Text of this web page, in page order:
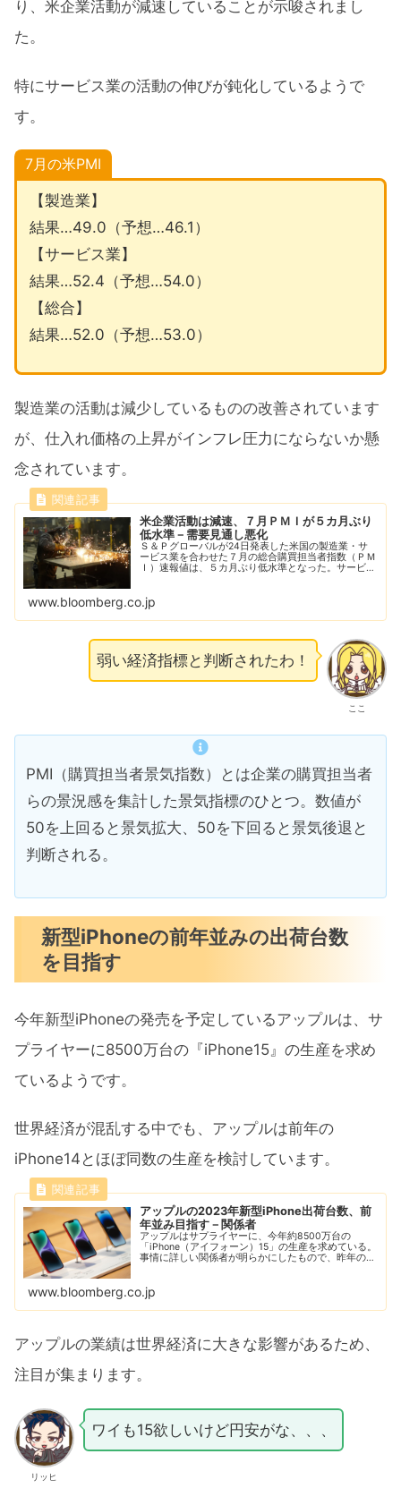
り、米企業活動が減速していることが示唆されまし
た。
特にサービス業の活動の伸びが鈍化しているようで
す。
7月の米PMI
【製造業】
結果…49.0（予想…46.1）
【サービス業】
結果…52.4（予想…54.0）
【総合】
結果…52.0（予想…53.0）
製造業の活動は減少しているものの改善されています
が、仕入れ価格の上昇がインフレ圧力にならないか懸
念されています。
米企業活動は減速、７月ＰＭＩが５カ月ぶり
低水準－需要見通し悪化
Ｓ＆Ｐグローバルが24日発表した米国の製造業・サ
ービス業を合わせた７月の総合購買担当者指数（ＰＭ
Ｉ）速報値は、５カ月ぶり低水準となった。サービス
www.bloomberg.co.jp
ここ
弱い経済指標と判断されたわ！
PMI（購買担当者景気指数）とは企業の購買担当者
らの景況感を集計した景気指標のひとつ。数値が
50を上回ると景気拡大、50を下回ると景気後退と
判断される。
新型iPhoneの前年並みの出荷台数
を目指す
今年新型iPhoneの発売を予定しているアップルは、サ
プライヤーに8500万台の『iPhone15』の生産を求め
ているようです。
世界経済が混乱する中でも、アップルは前年の
iPhone14とほぼ同数の生産を検討しています。
アップルの2023年新型iPhone出荷台数、前
年並み目指す－関係者
アップルはサプライヤーに、今年約8500万台の
「iPhone（アイフォーン）15」の生産を求めている。
事情に詳しい関係者が明らかにしたもので、昨年の新
www.bloomberg.co.jp
アップルの業績は世界経済に大きな影響があるため、
注目が集まります。
リッヒ
ワイも15欲しいけど円安がな、、、